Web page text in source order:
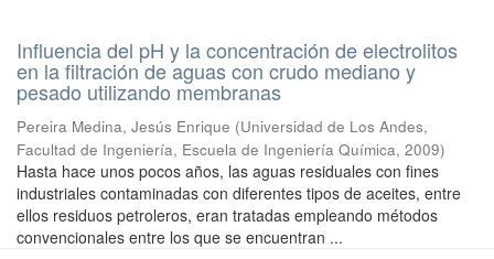
Influencia del pH y la concentración de electrolitos
en la filtración de aguas con crudo mediano y
pesado utilizando membranas
Pereira Medina, Jesús Enrique (Universidad de Los Andes,
Facultad de Ingeniería, Escuela de Ingeniería Química, 2009)
Hasta hace unos pocos años, las aguas residuales con fines
industriales contaminadas con diferentes tipos de aceites, entre
ellos residuos petroleros, eran tratadas empleando métodos
convencionales entre los que se encuentran ...